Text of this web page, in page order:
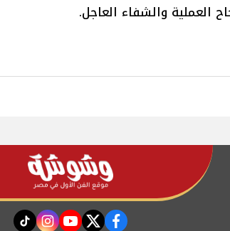
العملية والشفاء العاجل.